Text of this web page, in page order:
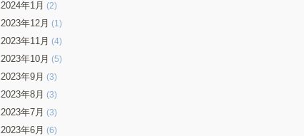
2024年1月 (2)
2023年12月 (1)
2023年11月 (4)
2023年10月 (5)
2023年9月 (3)
2023年8月 (3)
2023年7月 (3)
2023年6月 (6)